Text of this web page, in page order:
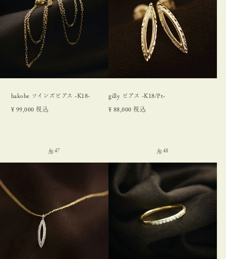
hakobe ツインズピアス -K18-
¥ 99,000 税込
gilly ピアス -K18/Pt-
¥ 88,000 税込